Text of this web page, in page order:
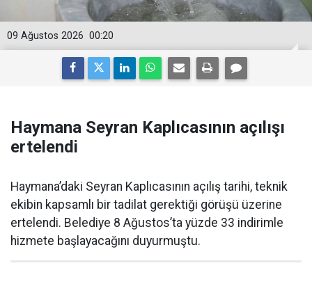
00:20
09 Ağustos 2026
Haymana Seyran Kaplıcasının açılışı
ertelendi
Haymana’daki Seyran Kaplıcasının açılış tarihi, teknik
ekibin kapsamlı bir tadilat gerektiği görüşü üzerine
ertelendi. Belediye 8 Ağustos’ta yüzde 33 indirimle
hizmete başlayacağını duyurmuştu.